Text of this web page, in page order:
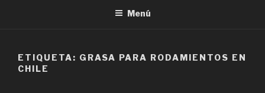
Menú
ETIQUETA: GRASA PARA RODAMIENTOS EN
CHILE